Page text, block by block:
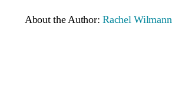
About the Author:Rachel Wilmann